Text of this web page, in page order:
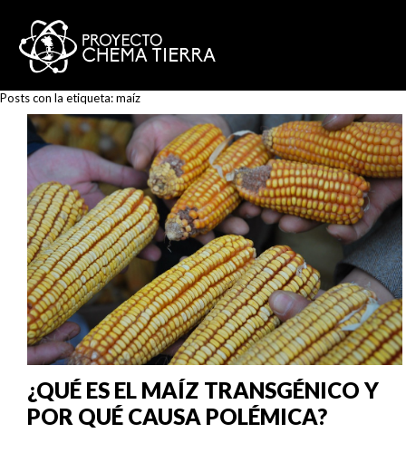
Posts con la etiqueta:maíz
¿QUÉ ES EL MAÍZ TRANSGÉNICO Y
POR QUÉ CAUSA POLÉMICA?